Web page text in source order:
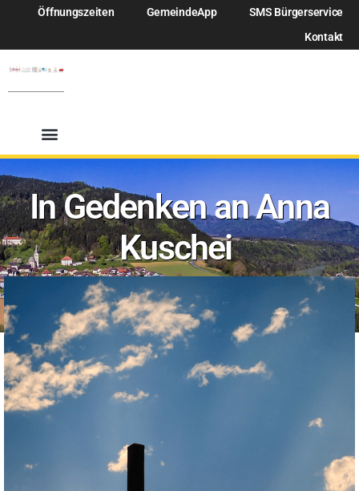
Öffnungszeiten GemeindeApp
SMS Bürgerservice
Kontakt
In Gedenken an Anna
Kuschei